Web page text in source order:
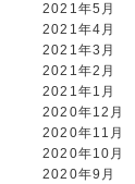
2021年5月
2021年4月
2021年3月
2021年2月
2021年1月
2020年12月
2020年11月
2020年10月
2020年9月